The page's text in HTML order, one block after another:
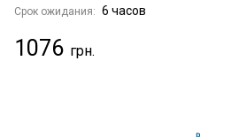
Срок ожидания: 6 часов
1076